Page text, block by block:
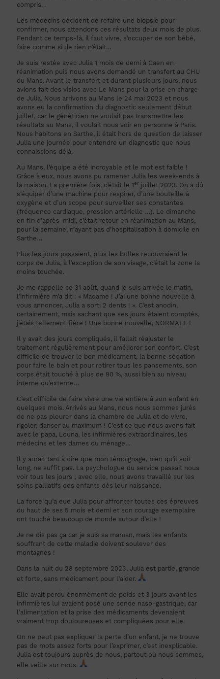
compris…
Les médecins décident de refaire une biopsie pour
confirmer, nous attendons ces résultats deux mois de plus.
Pendant ce temps-là, il faut vivre, s’occuper de son bébé,
faire comme si de rien n’était…
Je suis restée avec Julia 1 mois de demi à Caen en
réanimation puis nous avons demandé un transfert au CHU
du Mans. Avant le transfert et durant plusieurs jours, nous
avions fait des visios avec Le Mans pour la prise en charge
de Julia. Nous arrivons au Mans le 24 mai 2023 et nous
avons eu la confirmation du diagnostic seulement début
juillet, car le généticien ne voulait pas transmettre les
résultats au Mans, il voulait nous voir en personne à Paris.
Nous habitons en Sarthe, il était hors de question de laisser
Julia une journée pour entendre un diagnostic que nous
connaissions déjà.
Au Mans, l’équipe a été incroyable et le mot est faible !
Grâce à eux, nous avons pu ramener Julia les week-ends à
la maison. La première fois, c’était le 1er juillet 2023. On a dû
s’équiper d’une machine pour respirer, d’une bouteille à
oxygène et d’un scope pour surveiller ses constantes
(fréquence cardiaque, pression artérielle …). Le dimanche
en fin d’après-midi, c’était retour en réanimation au Mans,
pour la semaine, n’ayant pas d’hospitalisation à domicile en
Sarthe…
Plus les jours passaient, plus les bulles recouvraient le
corps de Julia, à l’exception de son visage, c’était la zone la
moins touchée.
Je me rappelle ce 31 août, quand je suis arrivée le matin,
l’infirmière m’a dit : « Madame ! J’ai une bonne nouvelle à
vous annoncer, Julia a sorti 2 dents ! ». C’est anodin,
certainement, mais sachant que ses jours étaient comptés,
j’étais tellement fière ! Une bonne nouvelle, NORMALE !
Il y avait des jours compliqués, il fallait réajuster le
traitement régulièrement pour améliorer son confort. C’est
difficile de trouver le bon médicament, la bonne sédation
pour faire le bain et pour retirer tous les pansements, son
corps était touché à plus de 90 %, aussi bien au niveau
interne qu’externe…
C’est difficile de faire vivre une vie entière à son enfant en
quelques mois. Arrivés au Mans, nous nous sommes jurés
de ne pas pleurer dans la chambre de Julia et de vivre,
rigoler, danser au maximum ! C’est ce que nous avons fait
avec le papa, Louna, les infirmières extraordinaires, les
médecins et les dames du ménage…
Il y aurait tant à dire que mon témoignage, bien qu’il soit
long, ne suffit pas. La psychologue du service passait nous
voir tous les jours ; avec elle, nous avons travaillé sur les
soins palliatifs des enfants dès leur naissance.
La force qu’a eue Julia pour affronter toutes ces épreuves
du haut de ses 5 mois et demi et son courage exemplaire
ont touché beaucoup de monde autour d’elle !
Je ne dis pas ça car je suis sa maman, mais les enfants
souffrant de cette maladie doivent soulever des
montagnes !
Dans la nuit du 28 septembre 2023, Julia est partie, grande
et forte, sans médicament pour l’aider.
Elle avait perdu énormément de poids et 3 jours avant les
infirmières lui avaient posé une sonde naso-gastrique, car
l’alimentation et la prise des médicaments devenaient
vraiment trop douloureuses et compliquées pour elle.
On ne peut pas expliquer la perte d’un enfant, je ne trouve
pas de mots assez forts pour l’exprimer, c’est inexplicable.
Julia est toujours auprès de nous, partout où nous sommes,
elle veille sur nous.